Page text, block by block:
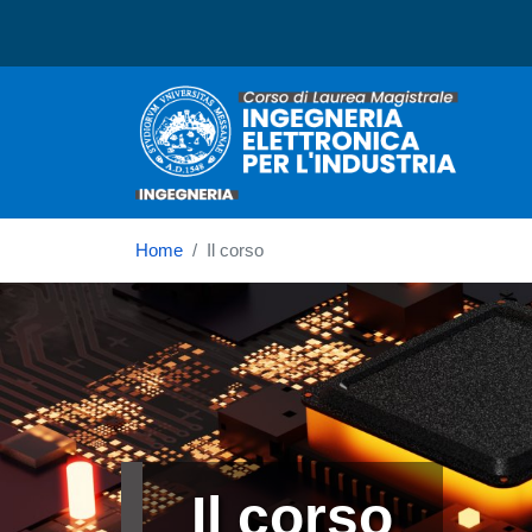
Corso di laurea in
Home Il corso
Il corso